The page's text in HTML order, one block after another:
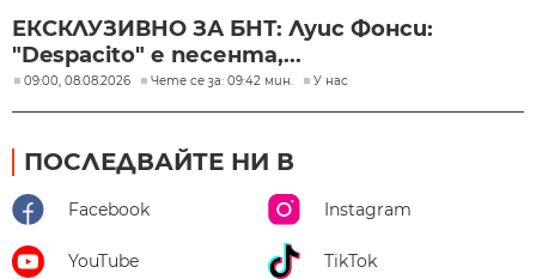
ЕКСКЛУЗИВНО ЗА БНТ: Луис Фонси:
"Despacito" е песента,...
09:00, 08.08.2026 Чете се за: 09:42 мин. У нас
ПОСЛЕДВАЙТЕ НИ В
Facebook Instagram
YouTube TikTok